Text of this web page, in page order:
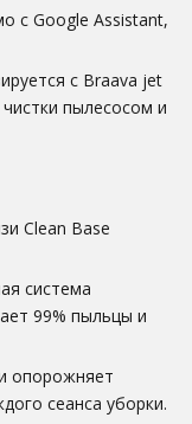
с Google Assistant,
с Braava jet
пылесосом и
Clean Base
система
99% пыльцы и
опорожняет
сеанса уборки.